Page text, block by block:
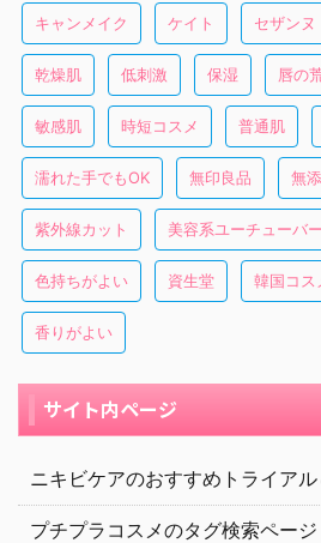
キャンメイク ケイト セザンヌ
乾燥肌 低刺激 保湿 唇の
敏感肌 時短コスメ 普通肌
濡れた手でもOK 無印良品 無
紫外線カット 美容系ユーチューバ
色持ちがよい 資生堂 韓国コス
香りがよい
サイト内ページ
ニキビケアのおすすめトライア
プチプラコスメのタグ検索ページ